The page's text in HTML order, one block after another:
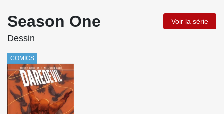
Season One Voir la série
Dessin
COMICS